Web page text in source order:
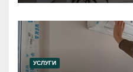
УСЛУГИ